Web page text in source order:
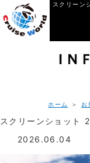
ホーム ＞ お
スクリーンショッ
2026.06.04